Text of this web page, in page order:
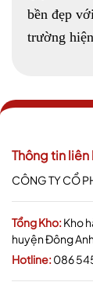
bền đẹp
trường
Thông tin liên
CÔNG TY CỔ
Tổng Kho:Kho
huyện Đông
Hotline:086